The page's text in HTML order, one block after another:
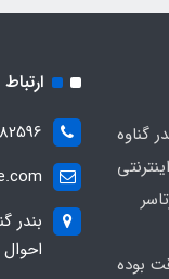
گناوه
بوده
بندر
احوال